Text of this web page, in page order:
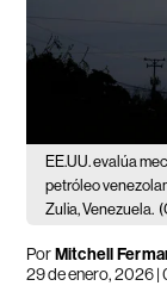
EE.UU. evalúa
petróleo
Zulia, Venezuela.
PorMitchell
29 de enero, 2026 |